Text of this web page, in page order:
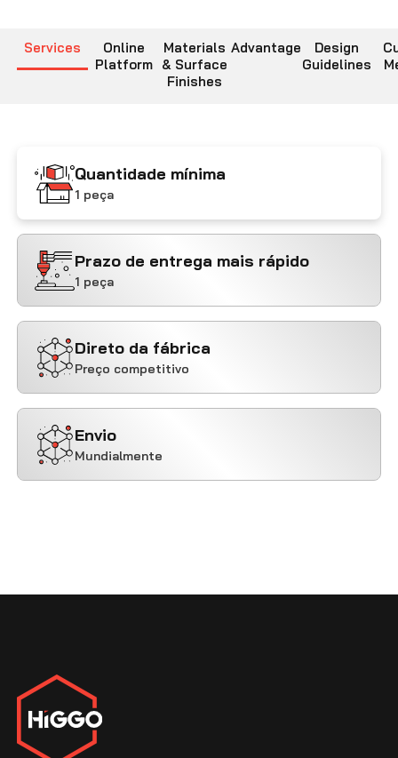
Services
Online
Platform
Materials
& Surface
Finishes
Advantage
Design
Guidelines
Quantidade mínima
1 peça
Prazo de entrega mais rápido
1 peça
Direto da fábrica
Preço competitivo
Envio
Mundialmente